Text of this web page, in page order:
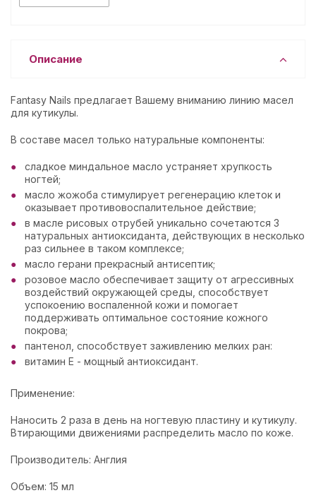
Описание
Fantasy Nails предлагает Вашему вниманию линию масел
для кутикулы.
В составе масел только натуральные компоненты:
сладкое миндальное масло устраняет хрупкость
ногтей;
масло жожоба стимулирует регенерацию клеток и
оказывает противовоспалительное действие;
в масле рисовых отрубей уникально сочетаются 3
натуральных антиоксиданта, действующих в несколько
раз сильнее в таком комплексе;
масло герани прекрасный антисептик;
розовое масло обеспечивает защиту от агрессивных
воздействий окружающей среды, способствует
успокоению воспаленной кожи и помогает
поддерживать оптимальное состояние кожного
покрова;
пантенол, способствует заживлению мелких ран:
витамин Е - мощный антиоксидант.
Применение:
Наносить 2 раза в день на ногтевую пластину и кутикулу.
Втирающими движениями распределить масло по коже.
Производитель: Англия
Объем: 15 мл